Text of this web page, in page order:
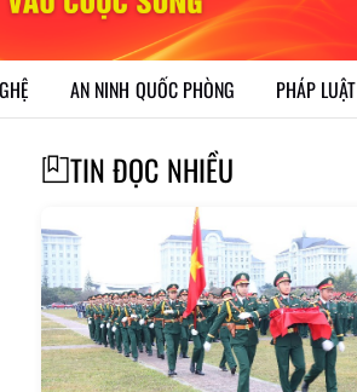
AN NINH QUỐC PHÒNG PHÁP LUẬT
TIN ĐỌC NHIỀU